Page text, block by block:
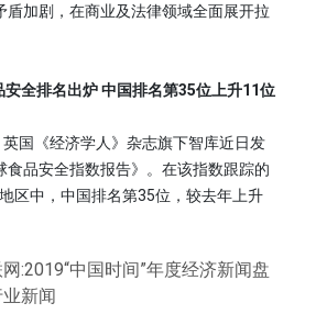
盾加剧，在商业及法律领域全面展开拉
全排名出炉 中国排名第35位上升11位
《经济学人》杂志旗下智库近日发
食品安全指数报告》。在该指数跟踪的
区中，中国排名第35位，较去年上升
:2019“中国时间”年度经济新闻盘
新闻